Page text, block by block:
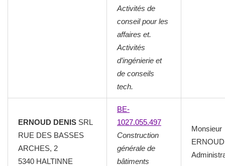
Activités de
conseil pour les
affaires et.
Activités
d’ingénierie et
de conseils
tech.
ERNOUD DENIS SRL
RUE DES BASSES
ARCHES, 2
5340 HALTINNE
BE-
1027.055.497
Construction
générale de
bâtiments
Monsieur